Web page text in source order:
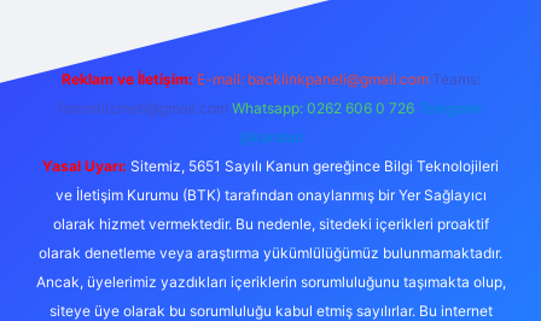
Reklam ve İletişim: E-mail: backlinkpaneli@gmail.com Teams:
forumhizmeti@gmail.com Whatsapp: 0262 606 0 726 Telegram:
@karabul
Yasal Uyarı: Sitemiz, 5651 Sayılı Kanun gereğince Bilgi Teknolojileri
ve İletişim Kurumu (BTK) tarafından onaylanmış bir Yer Sağlayıcı
olarak hizmet vermektedir. Bu nedenle, sitedeki içerikleri proaktif
olarak denetleme veya araştırma yükümlülüğümüz bulunmamaktadır.
Ancak, üyelerimiz yazdıkları içeriklerin sorumluluğunu taşımakta olup,
siteye üye olarak bu sorumluluğu kabul etmiş sayılırlar. Bu internet